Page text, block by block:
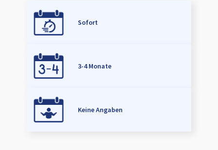
Sofort
3-4 Monate
Keine Angaben